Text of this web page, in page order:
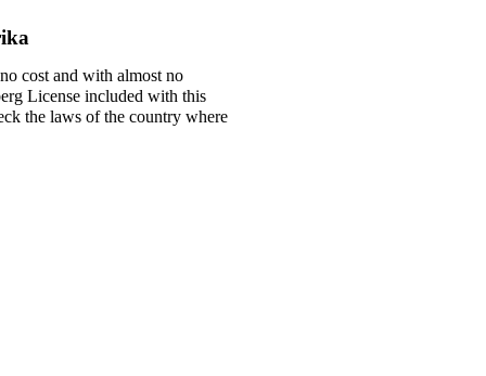
cost and with almost no
License included with this
the laws of the country where